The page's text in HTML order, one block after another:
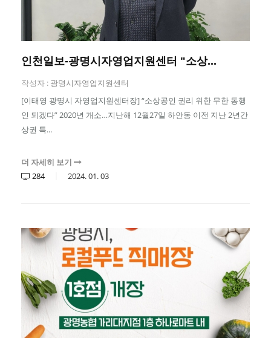
인천일보-광명시자영업지원센터 "소상...
작성자 : 광명시자영업지원센터
[이태영 광명시 자영업지원센터장] “소상공인 권리 위한 무한 동행
인 되겠다” 2020년 개소…지난해 12월27일 하안동 이전 지난 2년간
상권 특...
더 자세히 보기
284
2024.01.03